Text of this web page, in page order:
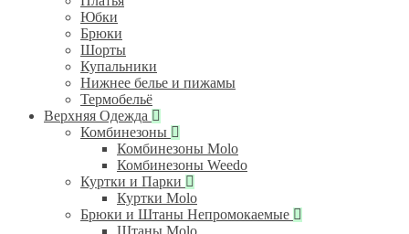
Юбки
Брюки
Шорты
Купальники
Нижнее белье и пижамы
Термобельё
Верхняя Одежда
Комбинезоны
Комбинезоны Molo
Комбинезоны Weedo
Куртки и Парки
Куртки Molo
Брюки и Штаны Непромокаемые
Штаны Molo